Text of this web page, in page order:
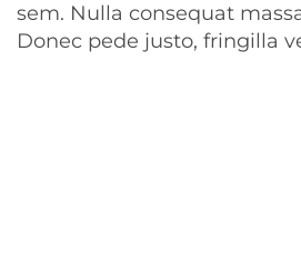
sem. Nulla consequat
Donec pede justo, fringilla